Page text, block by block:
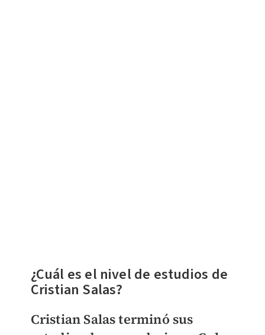
¿Cuál es el nivel de estudios de
Cristian Salas?
Cristian Salas terminó sus